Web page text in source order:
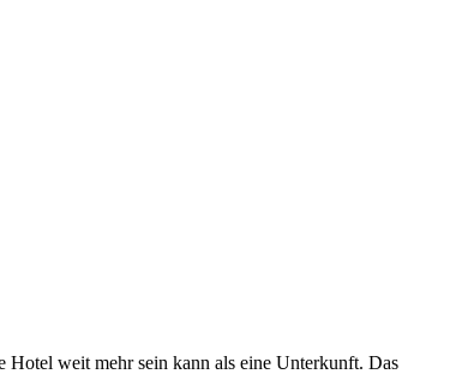
weit mehr sein kann als eine Unterkunft. Das